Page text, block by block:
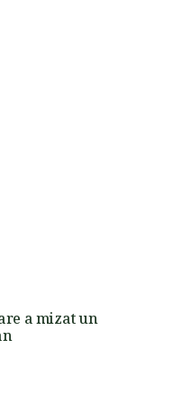
a mizat un